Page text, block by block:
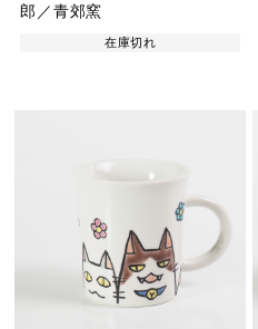
郎／青郊窯
在庫切れ